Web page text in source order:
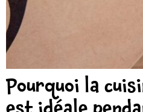
Pourquoi la